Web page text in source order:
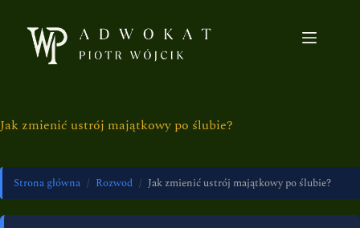
Jak zmienić ustrój majątkowy po ślubie?
Strona główna / Rozwod / Jak zmienić ustrój majątkowy po ślubie?